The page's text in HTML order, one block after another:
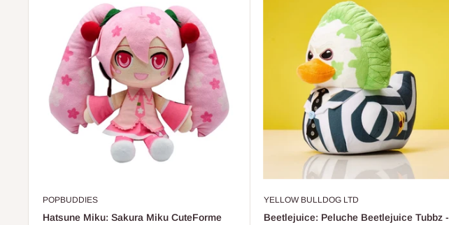
POPBUDDIES
Hatsune Miku: Sakura Miku CuteForme
YELLOW BULLDOG LTD
Beetlejuice: Peluche Beetlejuice Tubbz -